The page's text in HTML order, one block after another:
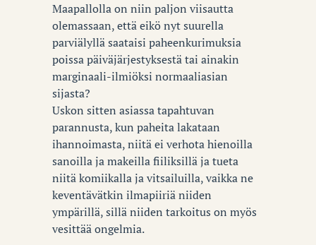
Maapallolla on niin paljon viisautta
olemassaan, että eikö nyt suurella
parviälyllä saataisi paheenkurimuksia
poissa päiväjärjestyksestä tai ainakin
marginaali-ilmiöksi normaaliasian
sijasta?
Uskon sitten asiassa tapahtuvan
parannusta, kun paheita lakataan
ihannoimasta, niitä ei verhota hienoilla
sanoilla ja makeilla fiiliksillä ja tueta
niitä komiikalla ja vitsailuilla, vaikka ne
keventävätkin ilmapiiriä niiden
ympärillä, sillä niiden tarkoitus on myös
vesittää ongelmia.